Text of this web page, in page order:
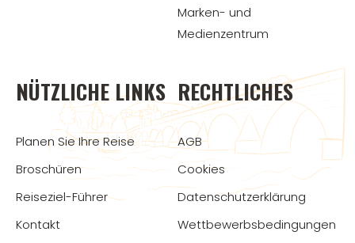
Marken- und
Medienzentrum
NÜTZLICHE LINKS
Planen Sie Ihre Reise
Broschüren
Reiseziel-Führer
Kontakt
RECHTLICHES
AGB
Cookies
Datenschutzerklärung
Wettbewerbsbedingungen